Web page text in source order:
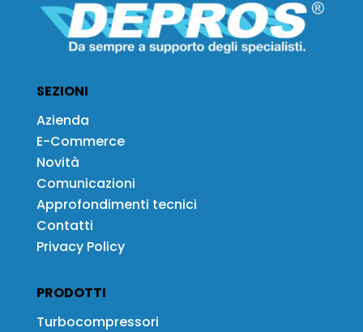
SEZIONI
Azienda
E-Commerce
Novità
Comunicazioni
Approfondimenti tecnici
Contatti
Privacy Policy
PRODOTTI
Turbocompressori